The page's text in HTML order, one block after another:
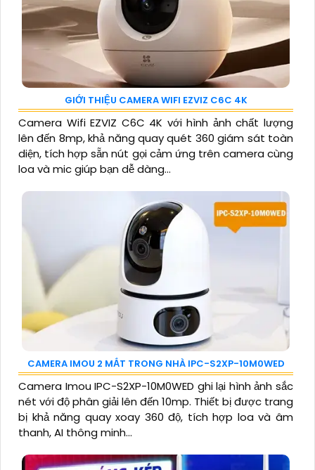
GIỚI THIỆU CAMERA WIFI EZVIZ C6C 4K
Camera Wifi EZVIZ C6C 4K với hình ảnh chất lượng
lên đến 8mp, khả năng quay quét 360 giám sát toàn
diện, tích hợp sẵn nút gọi cảm ứng trên camera cùng
loa và mic giúp bạn dễ dàng...
CAMERA IMOU 2 MẮT TRONG NHÀ IPC-S2XP-10M0WED
Camera Imou IPC-S2XP-10M0WED ghi lại hình ảnh sắc
nét với độ phân giải lên đến 10mp. Thiết bị được trang
bị khả năng quay xoay 360 độ, tích hợp loa và âm
thanh, AI thông minh...